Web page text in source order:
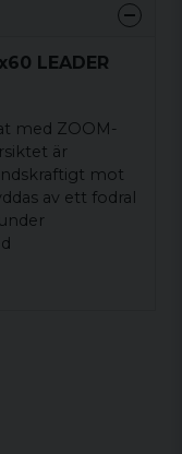
LEADER
med ZOOM-
är
mot
av ett fodral
om det